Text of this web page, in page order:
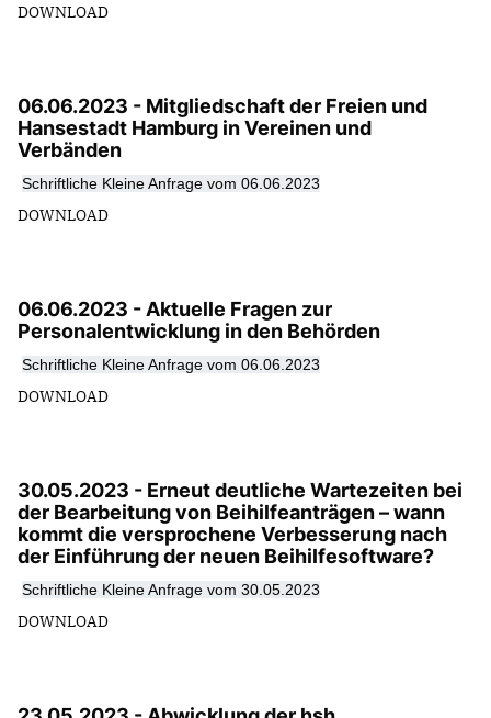
DOWNLOAD
06.06.2023 - Mitgliedschaft der Freien und
Hansestadt Hamburg in Vereinen und
Verbänden
Schriftliche Kleine Anfrage vom 06.06.2023
DOWNLOAD
06.06.2023 - Aktuelle Fragen zur
Personalentwicklung in den Behörden
Schriftliche Kleine Anfrage vom 06.06.2023
DOWNLOAD
30.05.2023 - Erneut deutliche Wartezeiten bei
der Bearbeitung von Beihilfeanträgen – wann
kommt die versprochene Verbesserung nach
der Einführung der neuen Beihilfesoftware?
Schriftliche Kleine Anfrage vom 30.05.2023
DOWNLOAD